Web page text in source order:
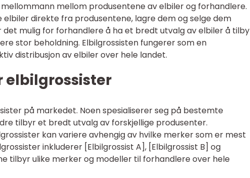
mellom produsentene av elbiler og forhandlere.
elbiler direkte fra produsentene, lagre dem og selge dem
mulig for forhandlere å ha et bredt utvalg av elbiler å tilby
stor beholdning. Elbilgrossisten fungerer som en
distribusjon av elbiler over hele landet.
elbilgrossister
på markedet. Noen spesialiserer seg på bestemte
tilbyr et bredt utvalg av forskjellige produsenter.
kan variere avhengig av hvilke merker som er mest
inkluderer [Elbilgrossist A], [Elbilgrossist B] og
tilbyr ulike merker og modeller til forhandlere over hele